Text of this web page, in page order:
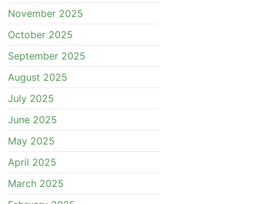
November 2025
October 2025
September 2025
August 2025
July 2025
June 2025
May 2025
April 2025
March 2025